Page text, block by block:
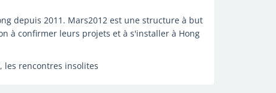
depuis 2011. Mars2012 est une structure à but
à confirmer leurs projets et à s'installer à Hong
rencontres insolites